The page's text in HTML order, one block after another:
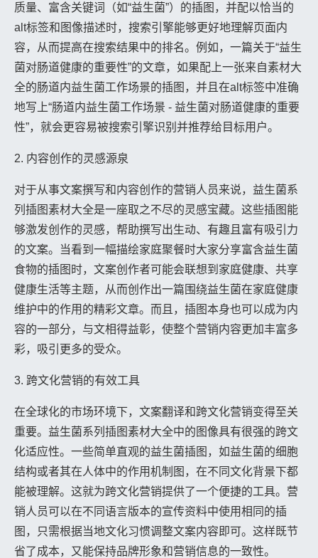
质量、富含关键词（如“益生菌”）的插图，并配以恰当的
alt标签和图像描述时，搜索引擎能够更好地理解页面内
容，从而提高在搜索结果中的排名。例如，一篇关于“益生
菌对肠道健康的重要性”的文章，如果配上一张来自素材大
全的肠道内益生菌工作场景的插图，并且在alt标签中准确
地写上“肠道内益生菌工作场景 - 益生菌对肠道健康的重要
性”，就会更容易被搜索引擎识别并推荐给目标用户。
2. 内容创作的灵感源泉
对于从事文案撰写和内容创作的营销人员来说，益生菌系
列插图素材大全是一座取之不尽的灵感宝藏。这些插图能
够激发创作的灵感，帮助撰写出生动、有趣且富有吸引力
的文案。当看到一幅描绘家庭聚餐时大家分享富含益生菌
食物的插图时，文案创作者可能会联想到家庭健康、共享
健康生活等主题，从而创作出一篇围绕益生菌在家庭健康
维护中的作用的精彩文章。而且，插图本身也可以成为内
容的一部分，与文相得益彰，使整个营销内容更加丰富多
彩，吸引更多的受众。
3. 跨文化营销的有效工具
在全球化的市场环境下，文案翻译和跨文化营销变得至关
重要。益生菌系列插图素材大全中的图像具有很强的跨文
化适应性。一些简单直观的益生菌插图，如益生菌的细胞
结构或者其在人体中的作用机制图，在不同文化背景下都
能被理解。这就为跨文化营销提供了一个便捷的工具。营
销人员可以在不同语言版本的宣传资料中使用相同的插
图，只需根据当地文化习惯调整文案内容即可。这样既节
省了成本，又能保持品牌形象和营销信息的一致性。